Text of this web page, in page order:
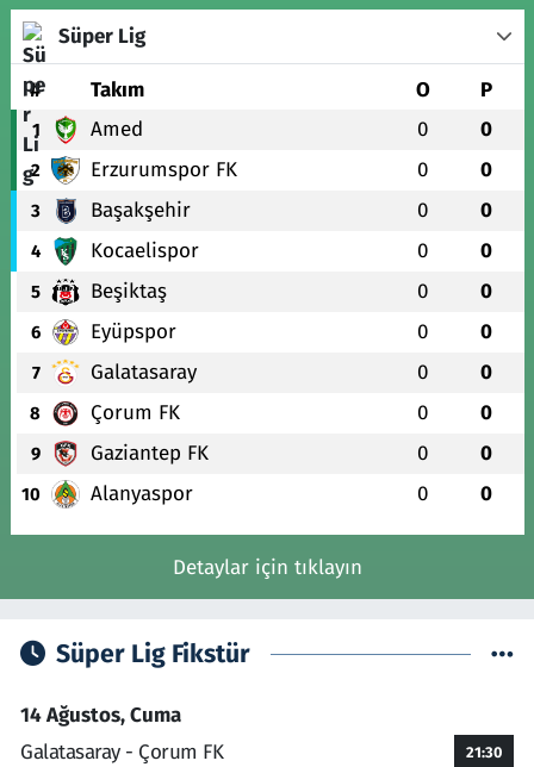
Süper Lig
# Takım O P
1 Amed 0 0
2 Erzurumspor FK 0 0
3 Başakşehir 0 0
4 Kocaelispor 0 0
5 Beşiktaş 0 0
6 Eyüpspor 0 0
7 Galatasaray 0 0
8 Çorum FK 0 0
9 Gaziantep FK 0 0
10 Alanyaspor 0 0
Detaylar için tıklayın
Süper Lig Fikstür
14 Ağustos, Cuma
Galatasaray - Çorum FK
21:30